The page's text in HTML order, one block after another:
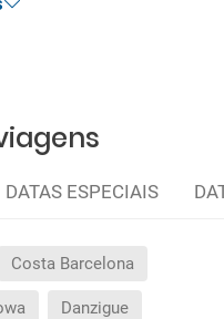
DATAS ESPECIAIS
Costa Barcelona
Danzigue